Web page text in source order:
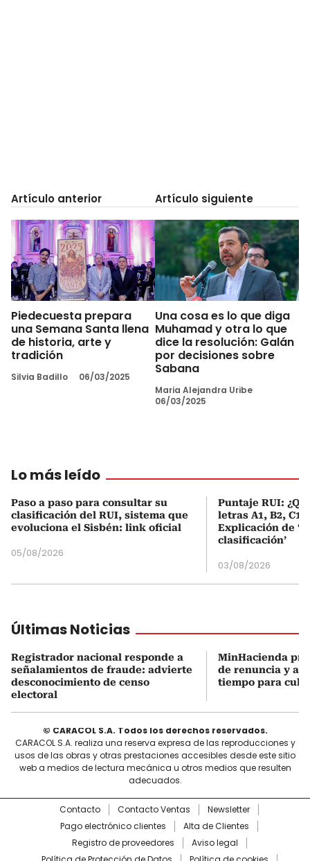
Artículo anterior
Piedecuesta prepara
una Semana Santa llena
de historia, arte y
tradición
Silvia Badillo 06/03/2025
Artículo siguiente
Una cosa es lo que diga
Muhamad y otra lo que
dice la resolución: Galán
por decisiones sobre
Sabana
Maria Alejandra Uribe
06/03/2025
Lo más leído
Paso a paso para consultar su
clasificación del RUI, sistema que
evoluciona el Sisbén: link oficial
05/08/2026
Puntaje RUI:
letras A1, B2, C1
Explicación de
clasificación’
03/08/2026
Últimas Noticias
Registrador nacional responde a
señalamientos de fraude: advierte
desconocimiento de censo
electoral
MinHacienda
de renuncia y
tiempo para
© CARACOL S.A. Todos los derechos reservados.
CARACOL S.A. realiza una reserva expresa de las reproducciones y
usos de las obras y otras prestaciones accesibles desde este sitio
web a medios de lectura mecánica u otros medios que resulten
adecuados.
Contacto Contacto Ventas
Newsletter
Pago electrónico clientes
Alta de Clientes
Registro de proveedores
Aviso legal